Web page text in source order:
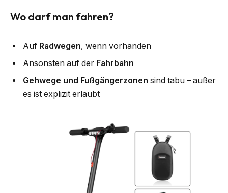
Wo darf man fahren?
Auf Radwegen, wenn vorhanden
Ansonsten auf der Fahrbahn
Gehwege und Fußgängerzonen sind tabu – außer
es ist explizit erlaubt